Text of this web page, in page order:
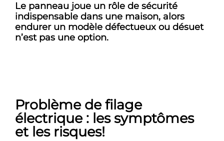
Le panneau joue un rôle de sécurité
indispensable dans une maison, alors
endurer un modèle défectueux ou désuet
n’est pas une option.
Problème de filage
électrique : les symptômes
et les risques!